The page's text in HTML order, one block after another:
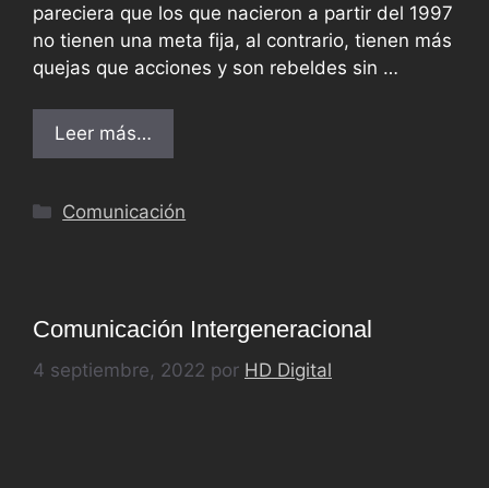
pareciera que los que nacieron a partir del 1997
no tienen una meta fija, al contrario, tienen más
quejas que acciones y son rebeldes sin …
Leer más…
Comunicación
Comunicación Intergeneracional
4 septiembre, 2022 por HD Digital